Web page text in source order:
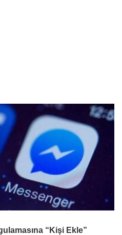
“Kişi Ekle”